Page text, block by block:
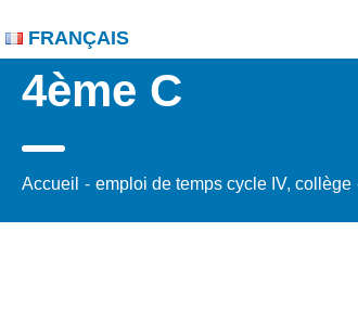
FRANÇAIS
4ème C
Accueil - emploi de temps cycle IV, collège